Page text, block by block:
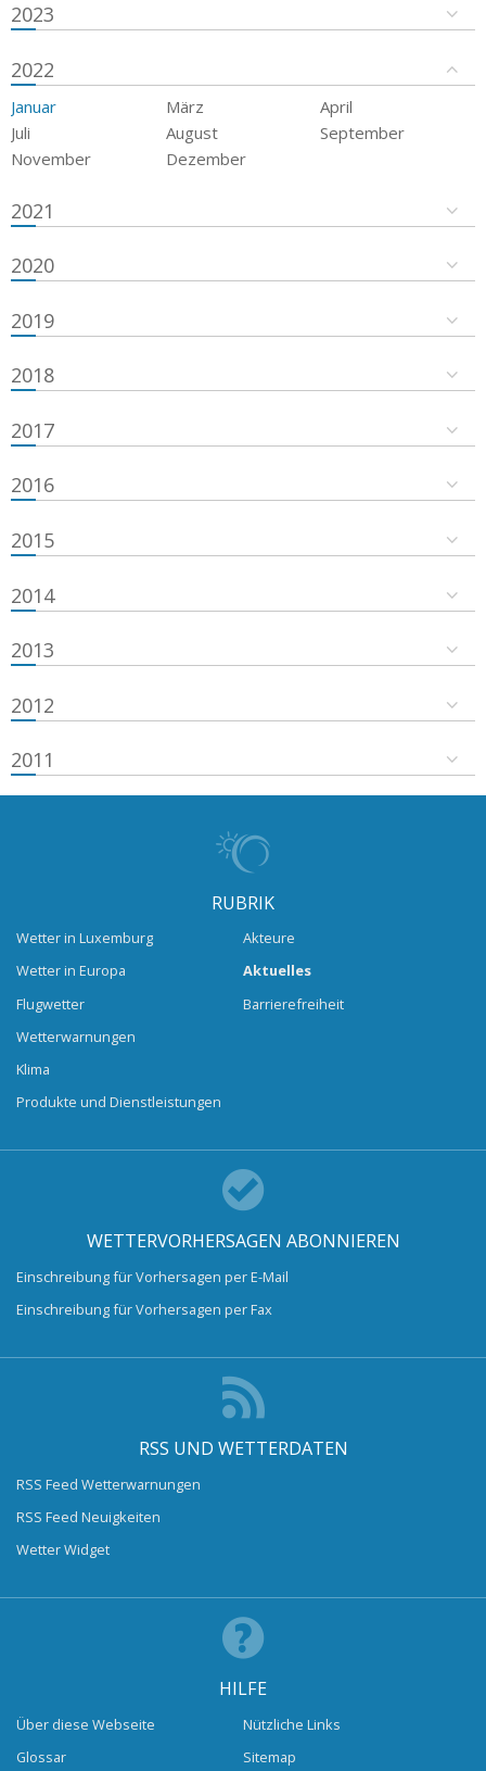
2023
2022
Januar März
April
Juli
August
September
November
Dezember
2021
2020
2019
2018
2017
2016
2015
2014
2013
2012
2011
RUBRIK
Wetter in Luxemburg
Wetter in Europa
Flugwetter
Wetterwarnungen
Klima
Produkte und Dienstleistungen
Akteure
Aktuelles
Barrierefreiheit
WETTERVORHERSAGEN ABONNIEREN
Einschreibung für Vorhersagen per E-Mail
Einschreibung für Vorhersagen per Fax
RSS UND WETTERDATEN
RSS Feed Wetterwarnungen
RSS Feed Neuigkeiten
Wetter Widget
HILFE
Über diese Webseite
Glossar
Nützliche Links
Sitemap